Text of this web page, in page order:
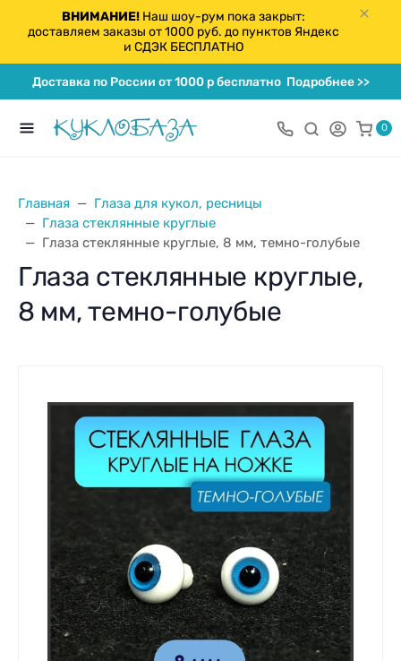
ВНИМАНИЕ!Наш шоу-рум пока закрыт:
доставляем заказы от 1000 руб. до пунктов Яндекс
и СДЭК БЕСПЛАТНО
Доставка по России от 1000 р бесплатноПодробнее >>
0
Главная
Глаза для кукол, ресницы
Глаза стеклянные круглые
Глаза стеклянные круглые, 8 мм, темно-голубые
Глаза стеклянные круглые,
8 мм, темно-голубые